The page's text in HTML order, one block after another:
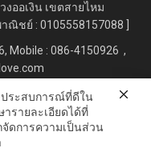
ออเงิน เขตสายไหม
ณิชย์ : 0105558157088 ]
Mobile : 086-4150926 ,
ระสบการณ์ที่ดีใน
รายละเอียดได้ที่
ดการความเป็นส่วน